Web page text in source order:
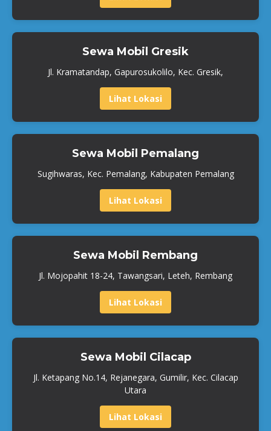
Sewa Mobil Gresik
Jl. Kramatandap, Gapurosukolilo, Kec. Gresik,
Lihat Lokasi
Sewa Mobil Pemalang
Sugihwaras, Kec. Pemalang, Kabupaten Pemalang
Lihat Lokasi
Sewa Mobil Rembang
Jl. Mojopahit 18-24, Tawangsari, Leteh, Rembang
Lihat Lokasi
Sewa Mobil Cilacap
Jl. Ketapang No.14, Rejanegara, Gumilir, Kec. Cilacap
Utara
Lihat Lokasi